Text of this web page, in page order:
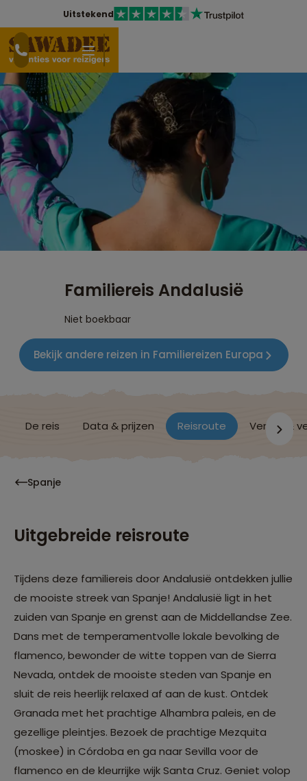
Uitstekend
Familiereis Andalusië
Niet boekbaar
Bekijk andere reizen in Familiereizen Europa
De reis Data & prijzen Reisroute Verblijf &
Spanje
Uitgebreide reisroute
Tijdens deze familiereis door Andalusië ontdekken jullie
de mooiste streek van Spanje! Andalusië ligt in het
zuiden van Spanje en grenst aan de Middellandse Zee.
Dans met de temperamentvolle lokale bevolking de
flamenco, bewonder de witte toppen van de Sierra
Nevada, ontdek de mooiste steden van Spanje en
sluit de reis heerlijk relaxed af aan de kust. Ontdek
Granada met het prachtige Alhambra paleis, en de
gezellige pleintjes. Bezoek de prachtige Mezquita
(moskee) in Córdoba en ga naar Sevilla voor de
flamenco en de kleurrijke wijk Santa Cruz. Geniet volop